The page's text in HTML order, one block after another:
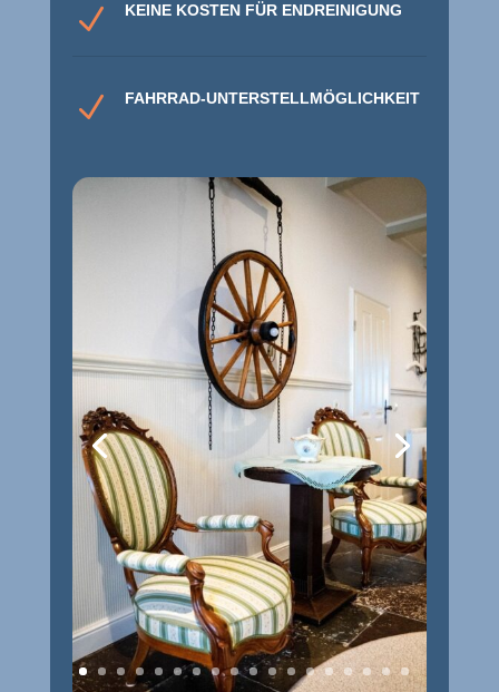
N KEINE KOSTEN FÜR ENDREINIGUNG
N FAHRRAD-UNTERSTELLMÖGLICHKEIT